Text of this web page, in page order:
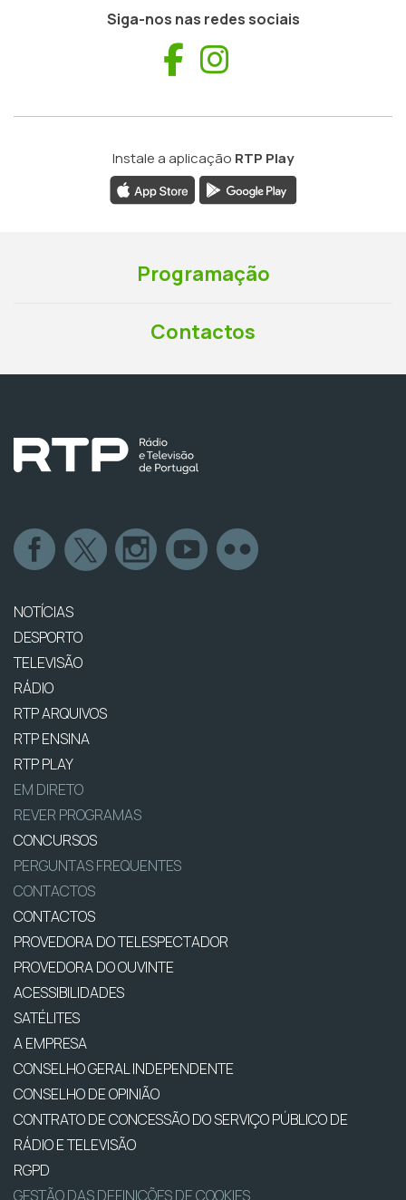
Siga-nos nas redes sociais
Facebook
Instale a aplicação RTP Play
Programação
Contactos
NOTÍCIAS
DESPORTO
TELEVISÃO
RÁDIO
RTP ARQUIVOS
RTP ENSINA
RTP PLAY
EM DIRETO
REVER PROGRAMAS
CONCURSOS
PERGUNTAS FREQUENTES
CONTACTOS
CONTACTOS
PROVEDORA DO TELESPECTADOR
PROVEDORA DO OUVINTE
ACESSIBILIDADES
SATÉLITES
A EMPRESA
CONSELHO GERAL INDEPENDENTE
CONSELHO DE OPINIÃO
CONTRATO DE CONCESSÃO DO SERVIÇO PÚBLICO DE
RÁDIO E TELEVISÃO
RGPD
GESTÃO DAS DEFINIÇÕES DE COOKIES